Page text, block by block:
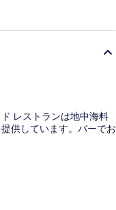
レストランは地中海料
供しています。バーでお